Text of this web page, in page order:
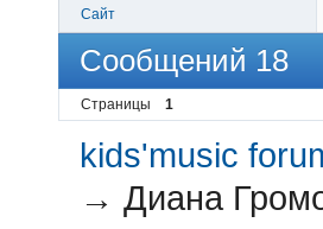
Сайт
Сообщений 18
Страницы 1
kids'music
→Диана